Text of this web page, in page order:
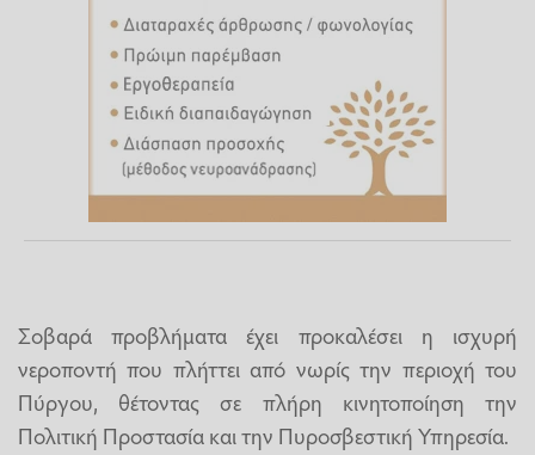
Σοβαρά προβλήματα έχει προκαλέσει η ισχυρή
νεροποντή που πλήττει από νωρίς την περιοχή του
Πύργου, θέτοντας σε πλήρη κινητοποίηση την
Πολιτική Προστασία και την Πυροσβεστική Υπηρεσία.